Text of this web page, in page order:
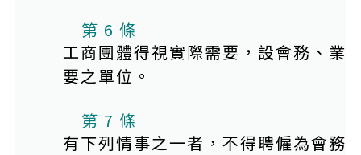
第 6 條
工商團體得視實際需要，設會務、業
要之單位。
第 7 條
有下列情事之一者，不得聘僱為會務